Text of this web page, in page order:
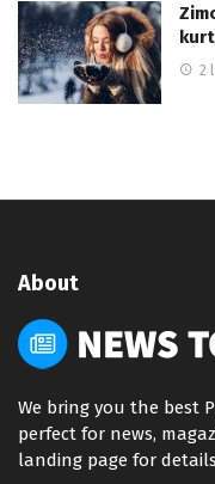
2
About
We bring you the best
perfect for news,
landing page for